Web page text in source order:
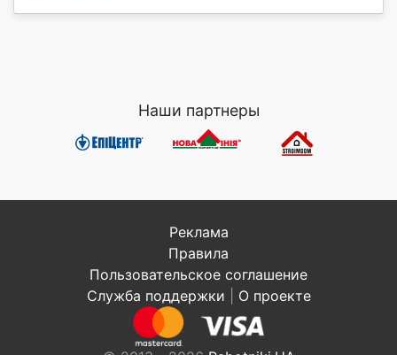
Наши партнеры
Реклама
Правила
Пользовательское соглашение
Служба поддержки
О проекте